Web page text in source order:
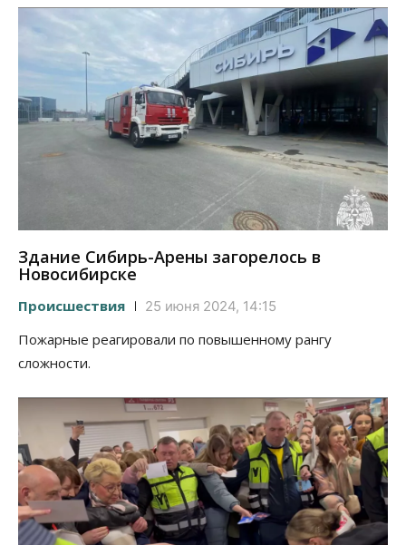
Здание Сибирь-Арены загорелось в
Новосибирске
Происшествия 25 июня 2024, 14:15
Пожарные реагировали по повышенному рангу
сложности.